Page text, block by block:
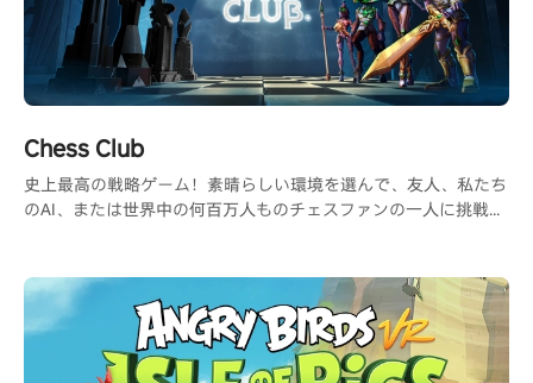
Chess Club
史上最高の戦略ゲーム！素晴らしい環境を選んで、友人、私たち
のAI、または世界中の何百万人ものチェスファンの一人に挑戦し